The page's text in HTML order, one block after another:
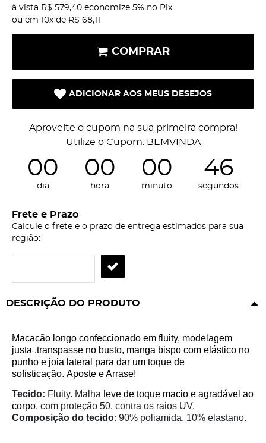
à vista R$ 579,40 economize 5% no Pix
ou em
10x de R$ 68,11
COMPRAR
ADICIONAR AOS MEUS DESEJOS
Aproveite o cupom na sua primeira compra!
Utilize o Cupom: BEMVINDA
00
dia
00
hora
00
minuto
46
segundos
Frete e Prazo
Calcule o frete e o prazo de entrega estimados para sua
região:
DESCRIÇÃO DO PRODUTO
Macacão longo confeccionado em fluity, modelagem
justa ,transpasse no busto, manga bispo com elástico no
punho e joia lateral para dar um toque de
sofisticação. Aposte e Arrase!
Tecido: Fluity. Malha l eve de toque macio e agradável ao
corpo, com proteção 50, contra os raios UV.
Composição do tecido: 90% poliamida, 10% elastano.